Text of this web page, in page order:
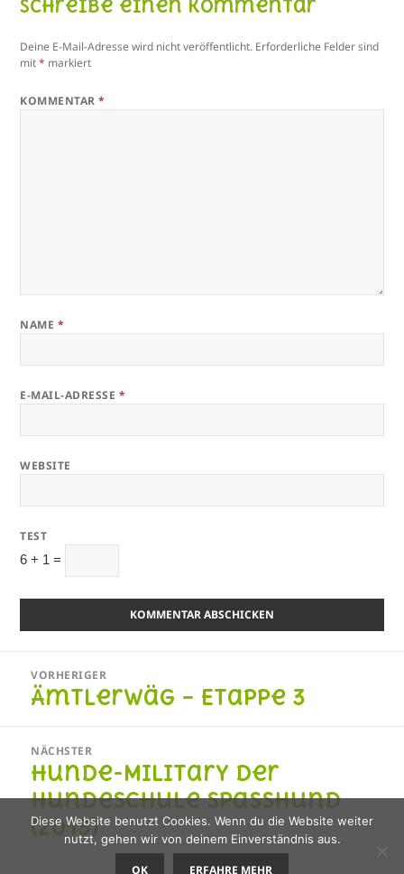
Schreibe einen Kommentar
Deine E-Mail-Adresse wird nicht veröffentlicht. Erforderliche Felder sind
mit* markiert
KOMMENTAR*
NAME *
E-MAIL-ADRESSE *
WEBSITE
TEST
6 + 1 =
Beitragsnavigation
VORHERIGER
Vorheriger
Ämtlerwäg – Etappe 3
NÄCHSTER
Nächster
Beitrag:
Hunde-Military der
Hundeschule Spasshund
(2013)
Diese Website benutzt Cookies. Wenn du die Website weiter
nutzt, gehen wir von deinem Einverständnis aus.
OK ERFAHRE MEHR